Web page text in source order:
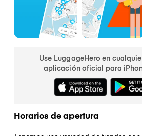
Use LuggageHero en
aplicación oficial para
Horarios de apertura